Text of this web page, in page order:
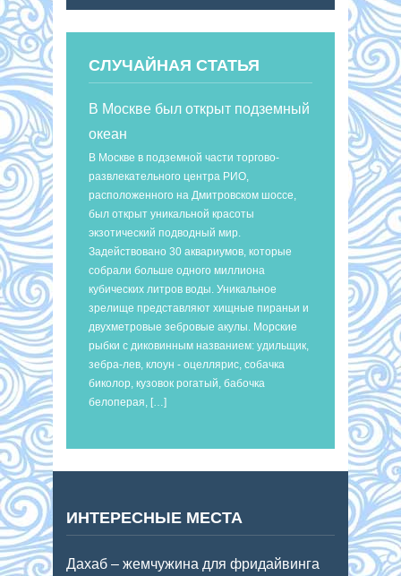
СЛУЧАЙНАЯ СТАТЬЯ
В Москве был открыт подземный
океан
В Москве в подземной части торгово-
развлекательного центра РИО,
расположенного на Дмитровском шоссе,
был открыт уникальной красоты
экзотический подводный мир.
Задействовано 30 аквариумов, которые
собрали больше одного миллиона
кубических литров воды. Уникальное
зрелище представляют хищные пираньи и
двухметровые зебровые акулы. Морские
рыбки с диковинным названием: удильщик,
зебра-лев, клоун - оцеллярис, собачка
биколор, кузовок рогатый, бабочка
белоперая, […]
ИНТЕРЕСНЫЕ МЕСТА
Дахаб – жемчужина для фридайвинга